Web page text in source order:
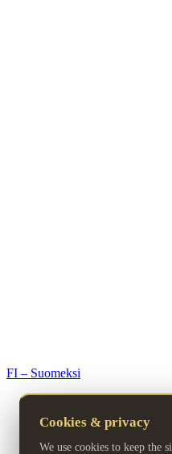
FI – Suomeksi
Cookies & privacy
We use cookies to keep